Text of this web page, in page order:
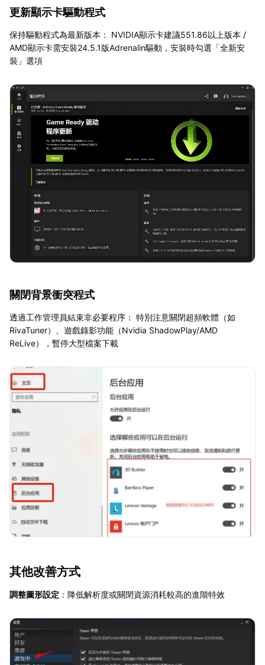
更新顯示卡驅動程式
保持驅動程式為最新版本： NVIDIA顯示卡建議551.86以上版本 /
AMD顯示卡需安裝24.5.1版Adrenalin驅動，安裝時勾選「全新安
裝」選項
關閉背景衝突程式
透過工作管理員結束非必要程序： 特別注意關閉超頻軟體（如
RivaTuner）、遊戲錄影功能（Nvidia ShadowPlay/AMD
ReLive），暫停大型檔案下載
其他改善方式
調整圖形設定 ：降低解析度或關閉資源消耗較高的進階特效